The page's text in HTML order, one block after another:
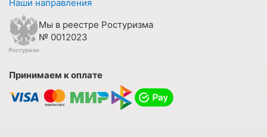
Наши направления
Мы в реестре Ростуризма
№ 0012023
Принимаем к оплате